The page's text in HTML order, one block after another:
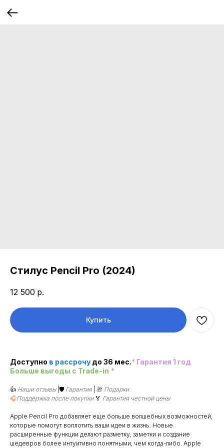
Стилус Pencil Pro (2024)
12 500 р.
Купить
Доступно в рассрочу до 36 мес.* Гарантия 1 год
Больше выгоды c Trade-in *
👍 Наши отзывы |🛡️ Гарантия 🎁 Подарки
🎧Поддержка после покупки 🏅 Гарантия честной цены
Apple Pencil Pro добавляет еще больше волшебных возможностей,
которые помогут воплотить ваши идеи в жизнь. Новые
расширенные функции делают разметку, заметки и создание
шедевров более интуитивно понятными, чем когда-либо. Apple